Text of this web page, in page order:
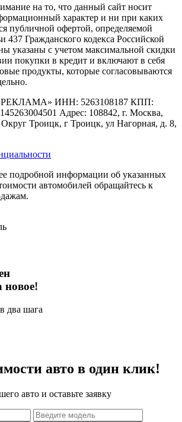
на то, что данный сайт носит
характер и ни при каких
публичной офертой, определяемой
437 Гражданского кодекса Российской
указаны с учетом максимальной скидки
покупки в кредит и включают в себя
продукты, которые согласовываются
ИНН: 5263108187 КПП:
Адрес: 108842, г. Москва,
Округ Троицк, г Троицк, ул Нагорная, д. 8,
подробной информации об указанных
автомобилей обращайтесь к
новое!
два шага
авто в один клик!
авто и оставьте заявку